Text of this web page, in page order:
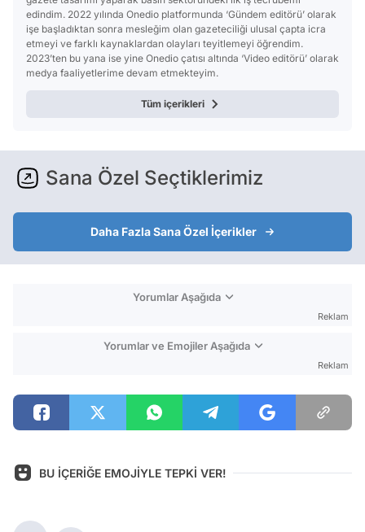
edindim. 2022 yılında Onedio platformunda ‘Gündem editörü’ olarak
işe başladıktan sonra mesleğim olan gazeteciliği ulusal çapta icra
etmeyi ve farklı kaynaklardan olayları teyitlemeyi öğrendim.
2023’ten bu yana ise yine Onedio çatısı altında ‘Video editörü’ olarak
medya faaliyetlerime devam etmekteyim.
Tüm içerikleri
Sana Özel Seçtiklerimiz
Daha Fazla Sana Özel İçerikler
Yorumlar Aşağıda
Reklam
Yorumlar ve Emojiler Aşağıda
Reklam
BU İÇERİĞE EMOJİYLE TEPKİ VER!